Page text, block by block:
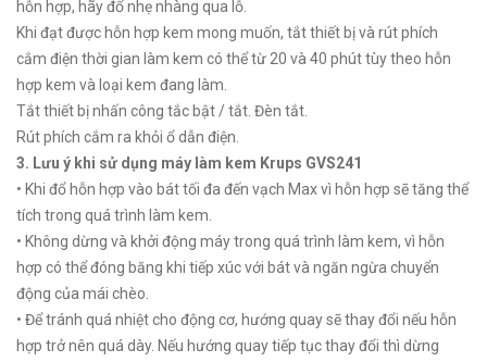
hỗn hợp, hãy đổ nhẹ nhàng qua lỗ.
Khi đạt được hỗn hợp kem mong muốn, tắt thiết bị và rút phích
cắm điện thời gian làm kem có thể từ 20 và 40 phút tùy theo hỗn
hợp kem và loại kem đang làm.
Tắt thiết bị nhấn công tắc bật / tắt. Đèn tắt.
Rút phích cắm ra khỏi ổ dẫn điện.
3. Lưu ý khi sử dụng máy làm kem Krups GVS241
• Khi đổ hỗn hợp vào bát tối đa đến vạch Max vì hỗn hợp sẽ tăng thể
tích trong quá trình làm kem.
• Không dừng và khởi động máy trong quá trình làm kem, vì hỗn
hợp có thể đóng băng khi tiếp xúc với bát và ngăn ngừa chuyển
động của mái chèo.
• Để tránh quá nhiệt cho động cơ, hướng quay sẽ thay đổi nếu hỗn
hợp trở nên quá dày. Nếu hướng quay tiếp tục thay đổi thì dừng